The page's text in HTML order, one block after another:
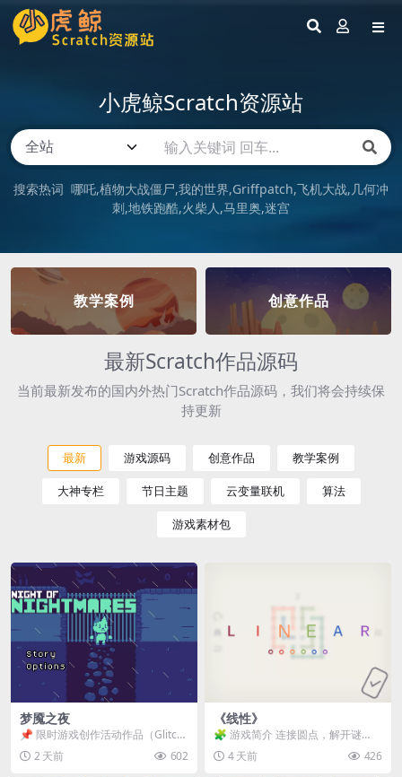
小虎鲸Scratch资源站
搜索热词 哪吒 植物大战僵尸 我的世界 Griffpatch 飞机大战 几何冲
刺 地铁跑酷 火柴人 马里奥 迷宫
教学案例 创意作品
最新Scratch作品源码
当前最新发布的国内外热门Scratch作品源码，我们将会持续保
持更新
最新 游戏源码 创意作品 教学案例
大神专栏 节日主题 云变量联机 算法
游戏素材包
梦魇之夜
📌 限时游戏创作活动作品（Glitch
Game Jam） 📖 故事背景 怪物四...
2 天前 602
《线性》
🧩 游戏简介 连接圆点，解开谜
题。 ⚠️ 重要提示 所有关卡均可通
关，请确保使用...
4 天前 426